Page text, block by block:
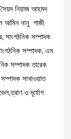
নিয়াজ আহমদ
আমিন নানু গাজী
সাংগঠনিক সম্পাদক
সম্পাদক, এম
সম্পাদক তারেক
সাখাওয়াত
ও দূর্যোগ